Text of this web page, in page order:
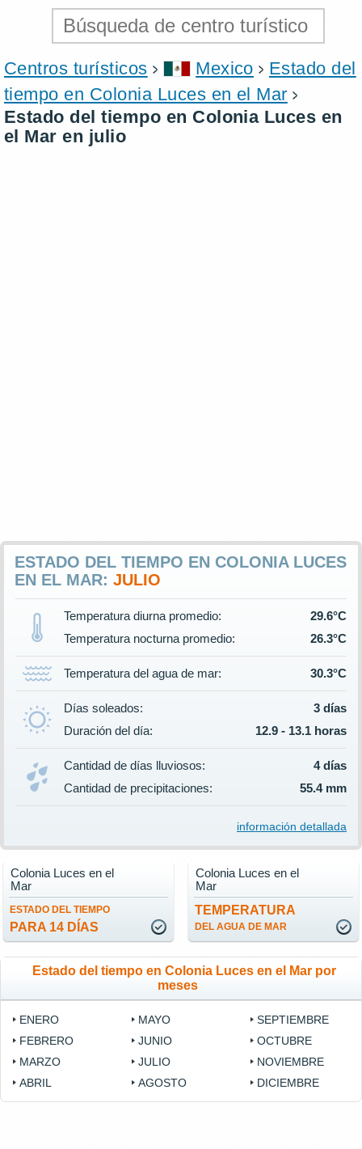
Centros turísticos Mexico
Estado del
tiempo en Colonia Luces en el Mar
Estado del tiempo en Colonia Luces en
el Mar en julio
ESTADO DEL TIEMPO EN COLONIA LUCES
EN EL MAR: JULIO
Temperatura diurna promedio:
29.6°C
Temperatura nocturna promedio:
26.3°C
Temperatura del agua de mar: 30.3°C
Días soleados:
3 días
Duración del día:
12.9 - 13.1 horas
Cantidad de días lluviosos:
4 días
Cantidad de precipitaciones:
55.4 mm
información detallada
ESTADO DEL TIEMPO
PARA 14 DÍAS
Colonia Luces en el
Mar
TEMPERATURA
DEL AGUA DE MAR
Colonia Luces en el
Mar
Estado del tiempo en Colonia Luces en el Mar por
meses
ENERO
FEBRERO
MARZO
ABRIL
MAYO
JUNIO
JULIO
AGOSTO
SEPTIEMBRE
OCTUBRE
NOVIEMBRE
DICIEMBRE